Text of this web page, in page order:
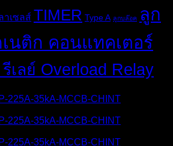
าเซลส์ TIMER Type A ลูกบล๊อค ลูก
นติก คอนแทคเตอร์
เลย์ Overload Relay